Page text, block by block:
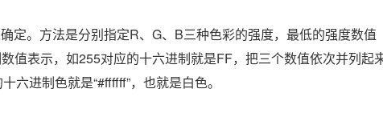
定。方法是分别指定R、G、B三种色彩的强度，最低的强度数值
值表示，如255对应的十六进制就是FF，把三个数值依次并列起
六进制色就是“#ffffff”，也就是白色。